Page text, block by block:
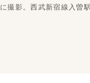
撮影。西武新宿線入曽